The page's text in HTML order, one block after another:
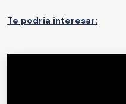
Te podría interesar: